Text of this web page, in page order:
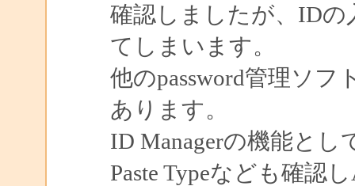
確認しましたが、IDの
てしまいます。
他のpassword管理ソフ
あります。
ID Managerの機能と
Paste Typeなども確認